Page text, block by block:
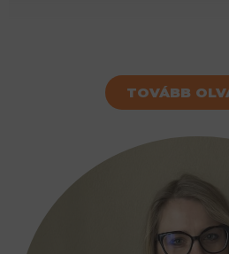
TOVÁBB